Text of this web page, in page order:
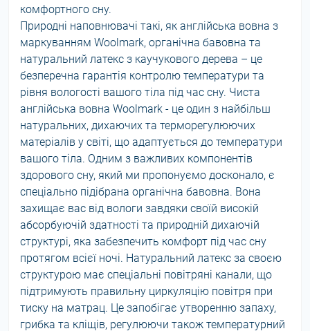
комфортного сну.
Природні наповнювачі такі, як англійська вовна з
маркуванням Woolmark, органічна бавовна та
натуральний латекс з каучукового дерева – це
безперечна гарантія контролю температури та
рівня вологості вашого тіла під час сну. Чиста
англійська вовна Woolmark - це один з найбільш
натуральних, дихаючих та терморегулюючих
матеріалів у світі, що адаптується до температури
вашого тіла. Одним з важливих компонентів
здорового сну, який ми пропонуємо досконало, є
спеціально підібрана органічна бавовна. Вона
захищає вас від вологи завдяки своїй високій
абсорбуючій здатності та природній дихаючій
структурі, яка забезпечить комфорт під час сну
протягом всієї ночі. Натуральний латекс за своєю
структурою має спеціальні повітряні канали, що
підтримують правильну циркуляцію повітря при
тиску на матрац. Це запобігає утворенню запаху,
грибка та кліщів, регулюючи також температурний